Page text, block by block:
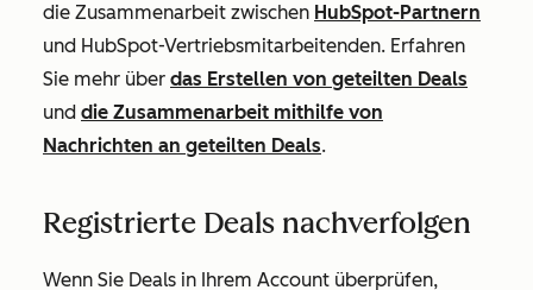
die Zusammenarbeit zwischen HubSpot-Partnern
und HubSpot-Vertriebsmitarbeitenden. Erfahren
Sie mehr über das Erstellen von geteilten Deals
und die Zusammenarbeit mithilfe von
Nachrichten an geteilten Deals.
Registrierte Deals nachverfolgen
Wenn Sie Deals in Ihrem Account überprüfen,